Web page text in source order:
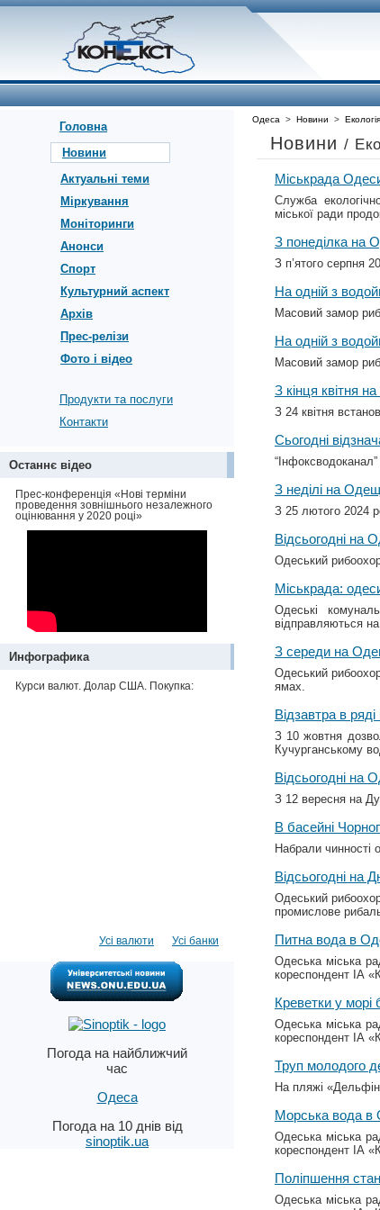
Головна
Новини
Актуальні теми
Міркування
Моніторинги
Анонси
Спорт
Культурний аспект
Архів
Прес-релізи
Фото і відео
Продукти та послуги
Контакти
Останнє відео
Прес-конференція «Нові терміни
проведення зовнішнього незалежного
оцінювання у 2020 році»
Инфографика
Курси валют. Долар США. Покупка:
Усі банки
Усі валюти
Погода на найближчий
час
Одеса
Погода на 10 днів від
sinoptik.ua
Одеса > Новини > Екологія
Новини /
Міськрада
Служба
міської ради
З понеділка на
З п’ятого серпня
На одній з
Масовий замор
На одній з
Масовий замор
З кінця квітня
З 24 квітня
Сьогодні
З неділі на
З 25 лютого 2024
Відсьогодні на
Одеський
Міськрада:
Одеські
відправляються
З середи на
Одеський
ямах.
Відзавтра в
З 10 жовтня
Кучурганському
Відсьогодні на
З 12 вересня на
В басейні
Набрали чинності
Відсьогодні на
Одеський
промислове
Питна вода в
Одеська міська
кореспондент ІА
Креветки у морі
Одеська міська
кореспондент ІА
Труп молодого
На пляжі
Морська вода в
Одеська міська
кореспондент ІА
Поліпшення
Одеська міська